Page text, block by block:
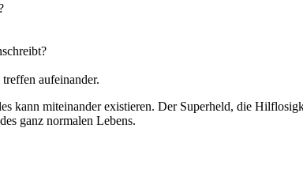
aufeinander.
kann miteinander existieren. Der Superheld, die
ganz normalen Lebens.